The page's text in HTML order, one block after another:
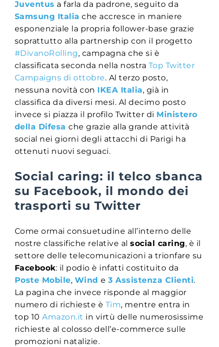
Juventus a farla da padrone, seguito da
Samsung Italia che accresce in maniere
esponenziale la propria follower-base grazie
soprattutto alla partnership con il progetto
#DivanoRolling, campagna che si è
classificata seconda nella nostra Top Twitter
Campaigns di ottobre. Al terzo posto,
nessuna novità con IKEA Italia, già in
classifica da diversi mesi. Al decimo posto
invece si piazza il profilo Twitter di Ministero
della Difesa che grazie alla grande attività
social nei giorni degli attacchi di Parigi ha
ottenuti nuovi seguaci.
Social caring: il telco sbanca
su Facebook, il mondo dei
trasporti su Twitter
Come ormai consuetudine all’interno delle
nostre classifiche relative alsocial caring, è il
settore delle telecomunicazioni a trionfare su
Facebook: il podio è infatti costituito da
Poste Mobile, Wind e3 Assistenza Clienti.
La pagina che invece risponde al maggior
numero di richieste è Tim, mentre entra in
top 10Amazon.it in virtù delle numerosissime
richieste al colosso dell’e-commerce sulle
promozioni natalizie.